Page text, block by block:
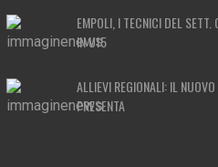
EMPOLI, I TECNICI DEL SETT.
IN U15
ALLIEVI REGIONALI: IL
PRESENTA